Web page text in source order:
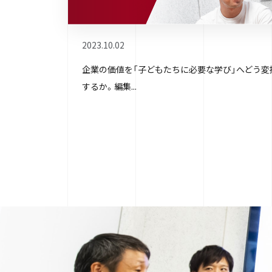
2023.10.02
企業の価値を「子どもたちに必要な学び」へどう
するか。編集...